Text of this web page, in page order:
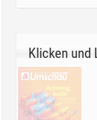
Klicken und